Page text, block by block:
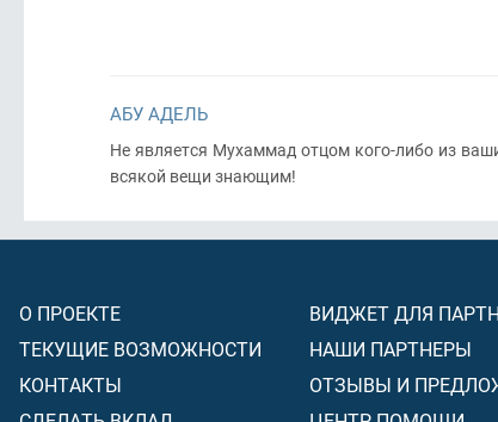
АБУ АДЕЛЬ
Не является Мухаммад отцом кого-либо из
всякой вещи знающим!
О ПРОЕКТЕ
ТЕКУЩИЕ ВОЗМОЖНОСТИ
КОНТАКТЫ
ВИДЖЕТ ДЛЯ
НАШИ ПАРТНЕРЫ
ОТЗЫВЫ И